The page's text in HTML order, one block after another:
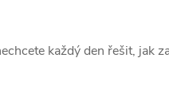
každý den řešit, jak